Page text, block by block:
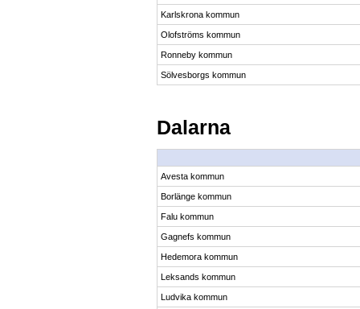
Karlskrona kommun
Olofströms kommun
Ronneby kommun
Sölvesborgs kommun
Dalarna
Avesta kommun
Borlänge kommun
Falu kommun
Gagnefs kommun
Hedemora kommun
Leksands kommun
Ludvika kommun